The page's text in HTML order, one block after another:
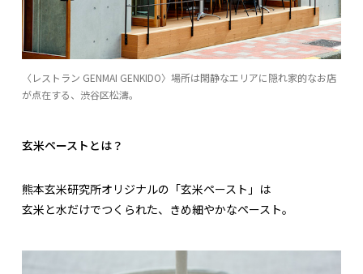
〈レストラン GENMAI GENKIDO〉場所は閑静なエリアに隠れ家的なお店
が点在する、渋谷区松濤。
玄米ペーストとは？
熊本玄米研究所オリジナルの「玄米ペースト」は
玄米と水だけでつくられた、きめ細やかなペースト。